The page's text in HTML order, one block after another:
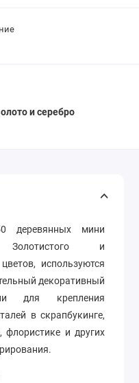
и серебро
деревянных мини
Золотистого и
используются
декоративный
для крепления
в скрапбукинге,
флористике и других